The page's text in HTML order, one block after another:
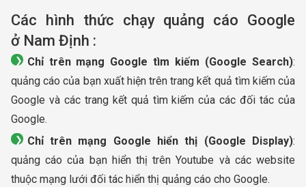
Các hình thức chạy quảng cáo Google
ở Nam Định :
Chỉ trên mạng Google tìm kiếm (Google Search):
quảng cáo của bạn xuất hiện trên trang kết quả tìm kiếm của
Google và các trang kết quả tìm kiếm của các đối tác của
Google.
Chỉ trên mạng Google hiển thị (Google Display):
quảng cáo của bạn hiển thị trên Youtube và các website
thuộc mạng lưới đối tác hiển thị quảng cáo cho Google.